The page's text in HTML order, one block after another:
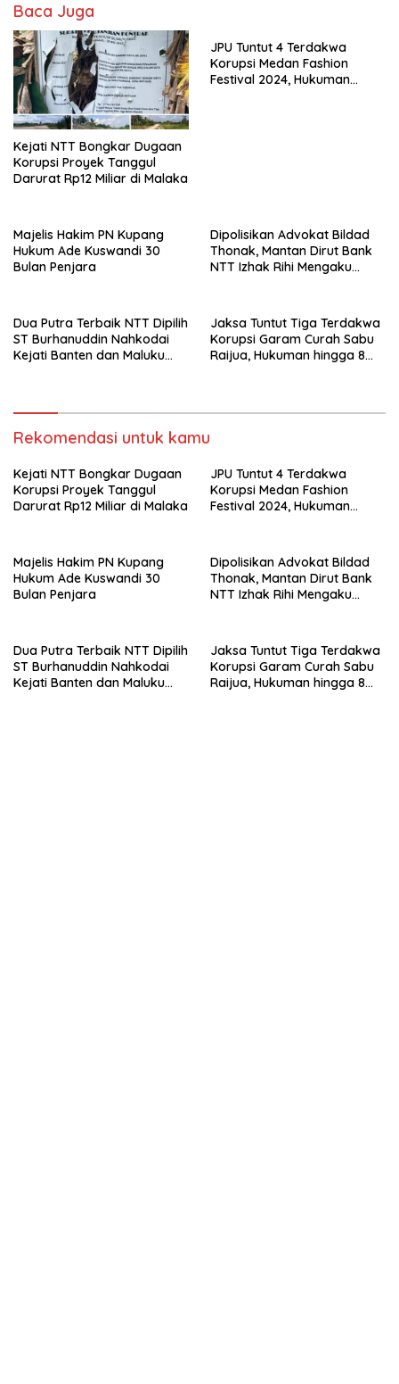
Baca Juga
Kejati NTT Bongkar Dugaan
Korupsi Proyek Tanggul
Darurat Rp12 Miliar di Malaka
JPU Tuntut 4 Terdakwa
Korupsi Medan Fashion
Festival 2024, Hukuman
Majelis Hakim PN Kupang
Hukum Ade Kuswandi 30
Bulan Penjara
Dipolisikan Advokat Bildad
Thonak, Mantan Dirut Bank
NTT Izhak Rihi Mengaku
Dua Putra Terbaik NTT Dipilih
ST Burhanuddin Nahkodai
Kejati Banten dan Maluku
Jaksa Tuntut Tiga Terdakwa
Korupsi Garam Curah Sabu
Raijua, Hukuman hingga 8
Rekomendasi untuk kamu
Kejati NTT Bongkar Dugaan
Korupsi Proyek Tanggul
Darurat Rp12 Miliar di Malaka
JPU Tuntut 4 Terdakwa
Korupsi Medan Fashion
Festival 2024, Hukuman
Majelis Hakim PN Kupang
Hukum Ade Kuswandi 30
Bulan Penjara
Dipolisikan Advokat Bildad
Thonak, Mantan Dirut Bank
NTT Izhak Rihi Mengaku
Dua Putra Terbaik NTT Dipilih
ST Burhanuddin Nahkodai
Kejati Banten dan Maluku
Jaksa Tuntut Tiga Terdakwa
Korupsi Garam Curah Sabu
Raijua, Hukuman hingga 8